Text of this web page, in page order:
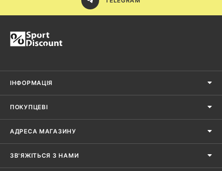
ІНФОРМАЦІЯ
ПОКУПЦЕВІ
АДРЕСА МАГАЗИНУ
ЗВ'ЯЖІТЬСЯ З НАМИ